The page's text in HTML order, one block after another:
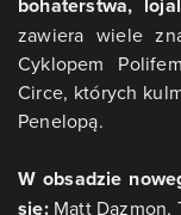
bohaterstwa,
zawiera wiele
Cyklopem
Circe, których
Penelopą.
W obsadzie
się:Matt Dazmon,